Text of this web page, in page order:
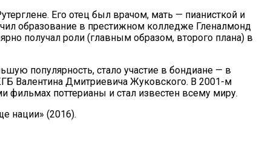
Его отец был врачом, мать — пианисткой и
образование в престижном колледже Гленалмонд
получал роли (главным образом, второго плана) в
популярность, стало участие в бондиане — в
Валентина Дмитриевича Жуковского. В 2001-м
поттерианы и стал известен всему миру.
нации» (2016).